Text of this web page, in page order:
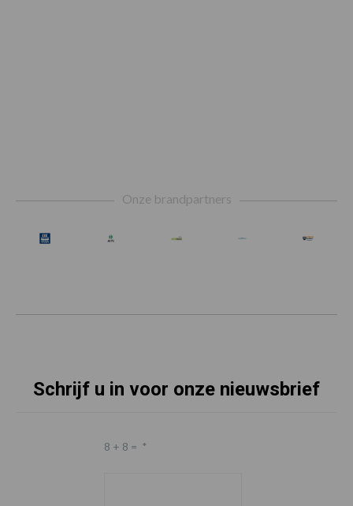
Onze brandpartners
Schrijf u in voor onze nieuwsbrief
8 + 8 = *